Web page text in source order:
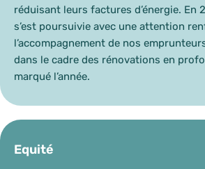
réduisant leurs factures d’énergie. En
s’est poursuivie avec une attention
l’accompagnement de nos
dans le cadre des rénovations en
marqué l’année.
Equité